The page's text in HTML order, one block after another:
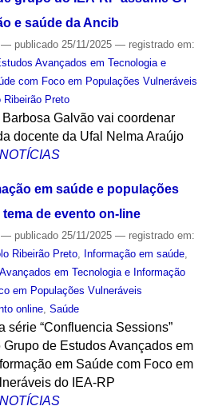
e saúde da Ancib
— publicado25/11/2025 — registrado em:
Avançados em Tecnologia e
com Foco em Populações Vulneráveis
Ribeirão Preto
Galvão vai coordenar
docente da Ufal Nelma Araújo
NOTÍCIAS
em saúde e populações
de evento on-line
— publicado25/11/2025 — registrado em:
Ribeirão Preto, Informação em saúde,
em Tecnologia e Informação
em Populações Vulneráveis
online, Saúde
série “Confluencia Sessions”
de Estudos Avançados em
em Saúde com Foco em
do IEA-RP
NOTÍCIAS